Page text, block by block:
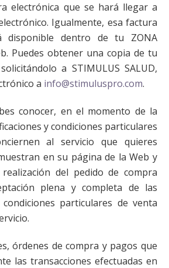
electrónica que se hará llegar a
Igualmente, esa factura
disponible dentro de tu ZONA
Puedes obtener una copia de tu
a STIMULUS SALUD,
a info@stimuluspro.com.
conocer, en el momento de la
y condiciones particulares
al servicio que quieres
en su página de la Web y
del pedido de compra
plena y completa de las
condiciones particulares de venta
órdenes de compra y pagos que
las transacciones efectuadas en